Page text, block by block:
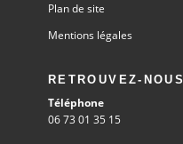
Plan de site
Mentions légales
RETROUVEZ-NOUS
Téléphone
06 73 01 35 15